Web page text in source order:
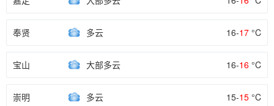
奉贤 多云 16-17 °C
宝山 大部多云 16-16 °C
崇明 多云 15-15 °C